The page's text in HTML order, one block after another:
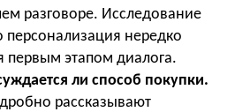
разговоре. Исследование
персонализация нередко
первым этапом диалога.
ли способ покупки.
рассказывают